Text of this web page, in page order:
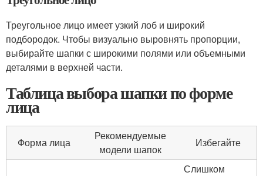
Треугольное лицо имеет узкий лоб и широкий
подбородок. Чтобы визуально выровнять пропорции,
выбирайте шапки с широкими полями или объемными
деталями в верхней части.
Таблица выбора шапки по форме
лица
Форма лица
Рекомендуемые
модели шапок
Избегайте
Слишком